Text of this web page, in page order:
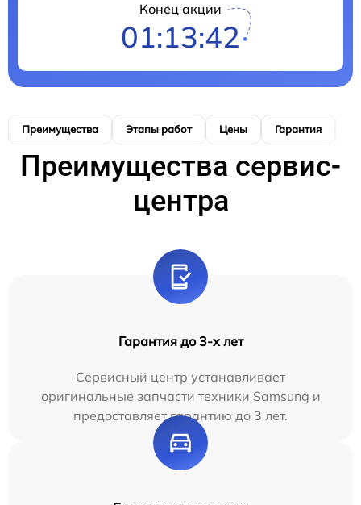
Конец акции
01:13:41
Преимущества Этапы работ Цены Гарантия
Преимущества сервис-
центра
Гарантия до 3-х лет
Сервисный центр устанавливает
оригинальные запчасти техники Samsung и
предоставляет гарантию до 3 лет.